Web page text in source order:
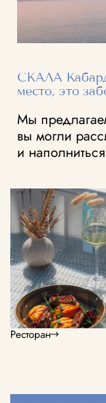
СКАЛА
место, это
Мы
вы могли
и
Ресторан